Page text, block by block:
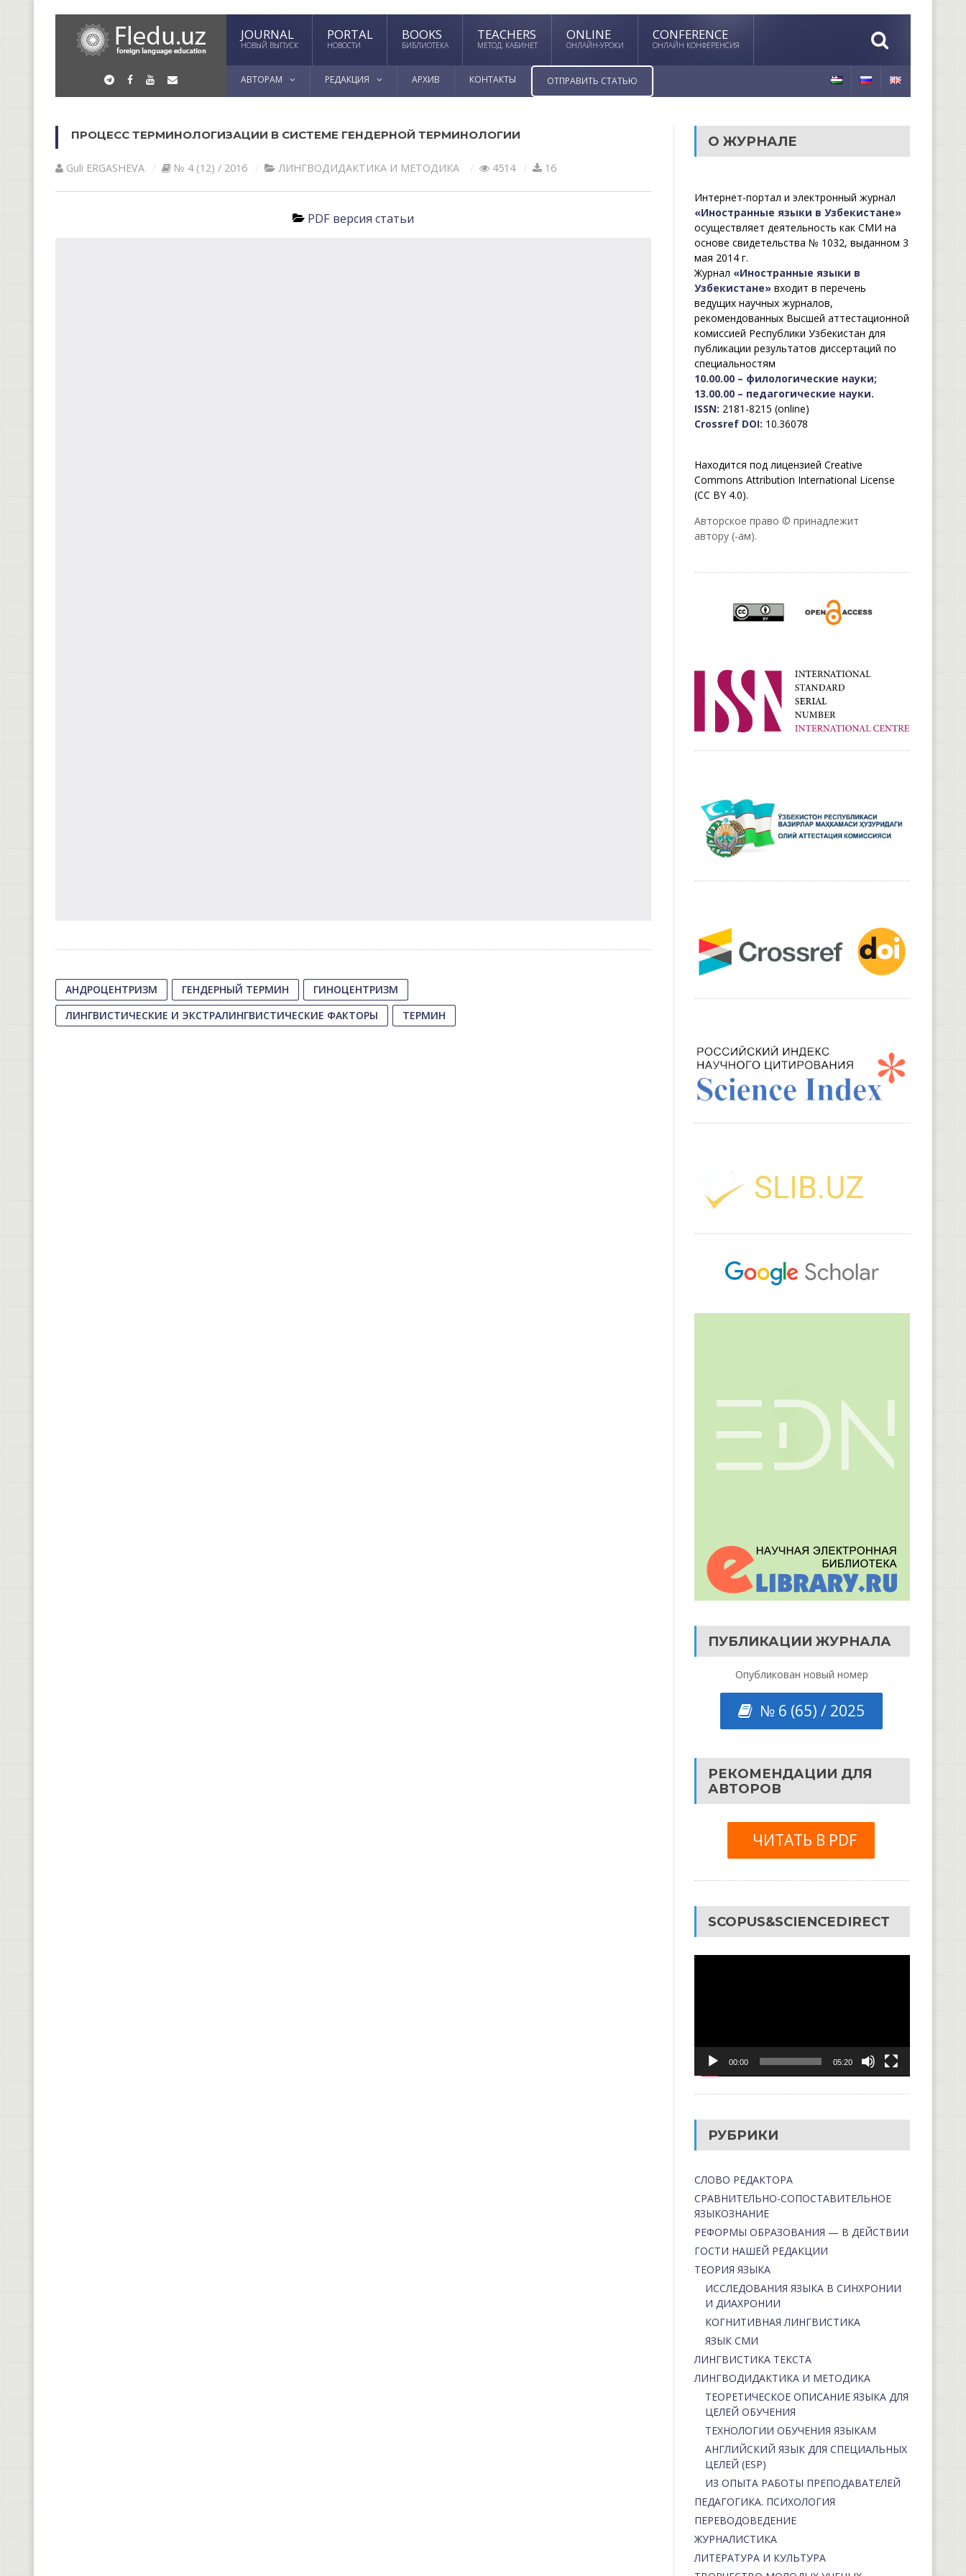
JOURNAL
НОВЫЙ ВЫПУСК
PORTAL
НОВОСТИ
BOOKS
БИБЛИОТЕКА
TEACHERS
МЕТОД. КАБИНЕТ
ONLINE
ОНЛАЙН-УРОКИ
CONFERENCE
ОНЛАЙН КОНФЕРЕНСИЯ
АВТОРАМ РЕДАКЦИЯ АРХИВ КОНТАКТЫ ОТПРАВИТЬ СТАТЬЮ
ПРОЦЕСС ТЕРМИНОЛОГИЗАЦИИ В СИСТЕМЕ ГЕНДЕРНОЙ ТЕРМИНОЛОГИИ
Guli ERGАSHEVА № 4 (12) / 2016 ЛИНГВОДИДАКТИКА И МЕТОДИКА 4514 16
PDF версия статьи
АНДРОЦЕНТРИЗМ ГЕНДЕРНЫЙ ТЕРМИН
ГИНОЦЕНТРИЗМ
ЛИНГВИСТИЧЕСКИЕ И ЭКСТРАЛИНГВИСТИЧЕСКИЕ ФАКТОРЫ
ТЕРМИН
О ЖУРНАЛЕ
Интернет-портал и электронный журнал
«Иностранные языки в Узбекистане»
осуществляет деятельность как СМИ на
основе свидетельства № 1032, выданном 3
мая 2014 г.
Журнал «Иностранные языки в
Узбекистане»входит в перечень
ведущих научных журналов,
рекомендованных Высшей аттестационной
комиссией Республики Узбекистан для
публикации результатов диссертаций по
специальностям
10.00.00 – филологические науки;
13.00.00 – педагогические науки.
ISSN: 2181-8215 (online)
Crossref DOI: 10.36078
Находится под лицензией Creative
Commons Attribution International License
(CC BY 4.0).
Авторское право © принадлежит
автору (-ам).
ПУБЛИКАЦИИ ЖУРНАЛА
Опубликован новый номер
№ 6 (65) / 2025
РЕКОМЕНДАЦИИ ДЛЯ
АВТОРОВ
ЧИТАТЬ В PDF
SCOPUS&SCIENCEDIRECT
00:00 05:20
РУБРИКИ
СЛОВО РЕДАКТОРА
СРАВНИТЕЛЬНО-СОПОСТАВИТЕЛЬНОЕ
ЯЗЫКОЗНАНИЕ
РЕФОРМЫ ОБРАЗОВАНИЯ — В ДЕЙСТВИИ
ГОСТИ НАШЕЙ РЕДАКЦИИ
ТЕОРИЯ ЯЗЫКА
ИССЛЕДОВАНИЯ ЯЗЫКА В СИНХРОНИИ
И ДИАХРОНИИ
КОГНИТИВНАЯ ЛИНГВИСТИКА
ЯЗЫК СМИ
ЛИНГВИСТИКА ТЕКСТА
ЛИНГВОДИДАКТИКА И МЕТОДИКА
ТЕОРЕТИЧЕСКОЕ ОПИСАНИЕ ЯЗЫКА ДЛЯ
ЦЕЛЕЙ ОБУЧЕНИЯ
ТЕХНОЛОГИИ ОБУЧЕНИЯ ЯЗЫКАМ
АНГЛИЙСКИЙ ЯЗЫК ДЛЯ СПЕЦИАЛЬНЫХ
ЦЕЛЕЙ (ESP)
ИЗ ОПЫТА РАБОТЫ ПРЕПОДАВАТЕЛЕЙ
ПЕДАГОГИКА. ПСИХОЛОГИЯ
ПЕРЕВОДОВЕДЕНИЕ
ЖУРНАЛИСТИКА
ЛИТЕРАТУРА И КУЛЬТУРА